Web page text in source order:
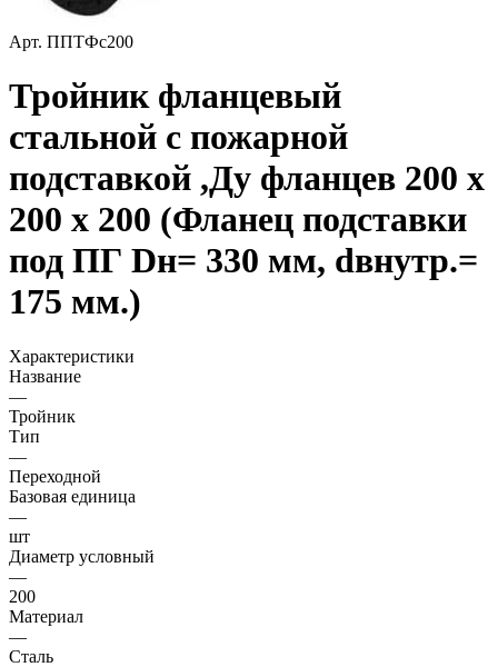
Арт. ППТФс200
Тройник фланцевый
стальной с пожарной
подставкой ,Ду фланцев 200 х
200 х 200 (Фланец подставки
под ПГ Dн= 330 мм, dвнутр.=
175 мм.)
Характеристики
Название
—
Тройник
Тип
—
Переходной
Базовая единица
—
шт
Диаметр условный
—
200
Материал
—
Сталь